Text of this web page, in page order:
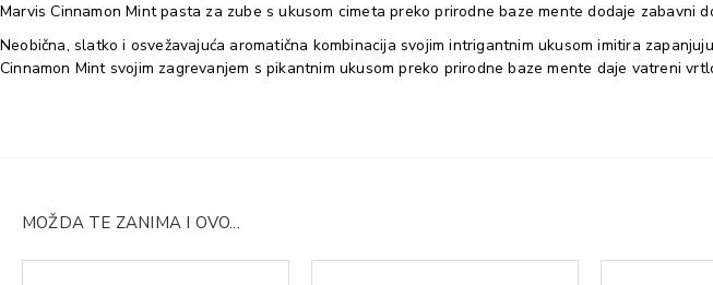
Marvis Cinnamon Mint pasta za zube s ukusom cimeta preko prirodne baze mente dodaje zabavni
Neobična, slatko i osvežavajuća aromatična kombinacija svojim intrigantnim ukusom imitira
Cinnamon Mint svojim zagrevanjem s pikantnim ukusom preko prirodne baze mente daje vatreni
MOŽDA TE ZANIMA I OVO...